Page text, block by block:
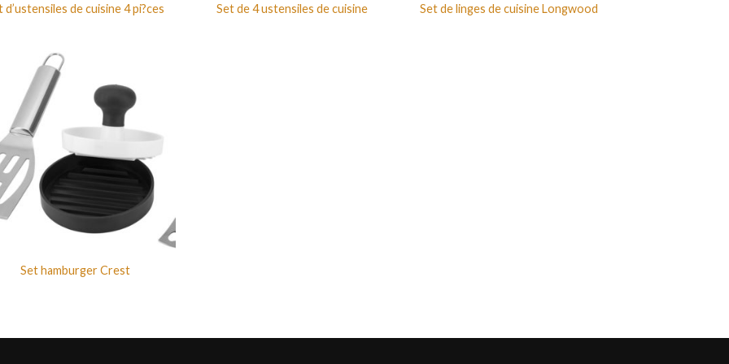
d’ustensiles de cuisine 4 pi?ces Set de 4 ustensiles de cuisine Set de linges de cuisine Longwood
Set hamburger Crest